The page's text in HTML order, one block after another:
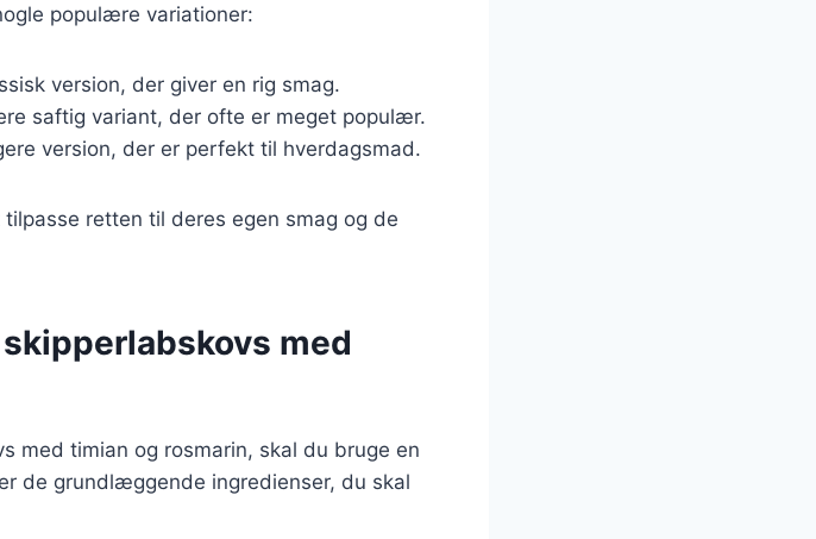
populære variationer:
version, der giver en rig smag.
saftig variant, der ofte er meget populær.
version, der er perfekt til hverdagsmad.
retten til deres egen smag og de
med
med timian og rosmarin, skal du bruge en
de grundlæggende ingredienser, du skal